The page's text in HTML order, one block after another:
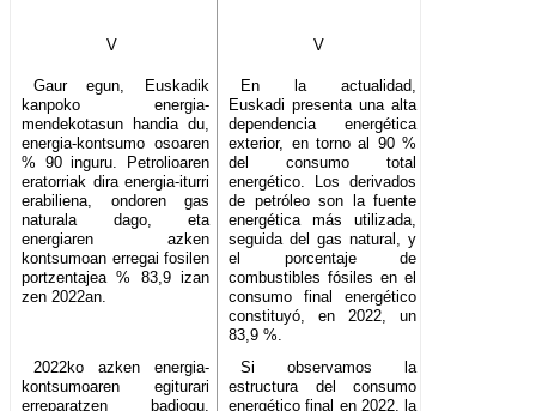
V V
Gaur egun, Euskadik
kanpoko energia-
mendekotasun handia du,
energia-kontsumo osoaren
% 90 inguru. Petrolioaren
eratorriak dira energia-iturri
erabiliena, ondoren gas
naturala dago, eta
energiaren azken
kontsumoan erregai fosilen
portzentajea % 83,9 izan
zen 2022an.
En la actualidad,
Euskadi presenta una alta
dependencia energética
exterior, en torno al 90 %
del consumo total
energético. Los derivados
de petróleo son la fuente
energética más utilizada,
seguida del gas natural, y
el porcentaje de
combustibles fósiles en el
consumo final energético
constituyó, en 2022, un
83,9 %.
2022ko azken energia-
kontsumoaren egiturari
erreparatzen badiogu,
Si observamos la
estructura del consumo
energético final en 2022, la